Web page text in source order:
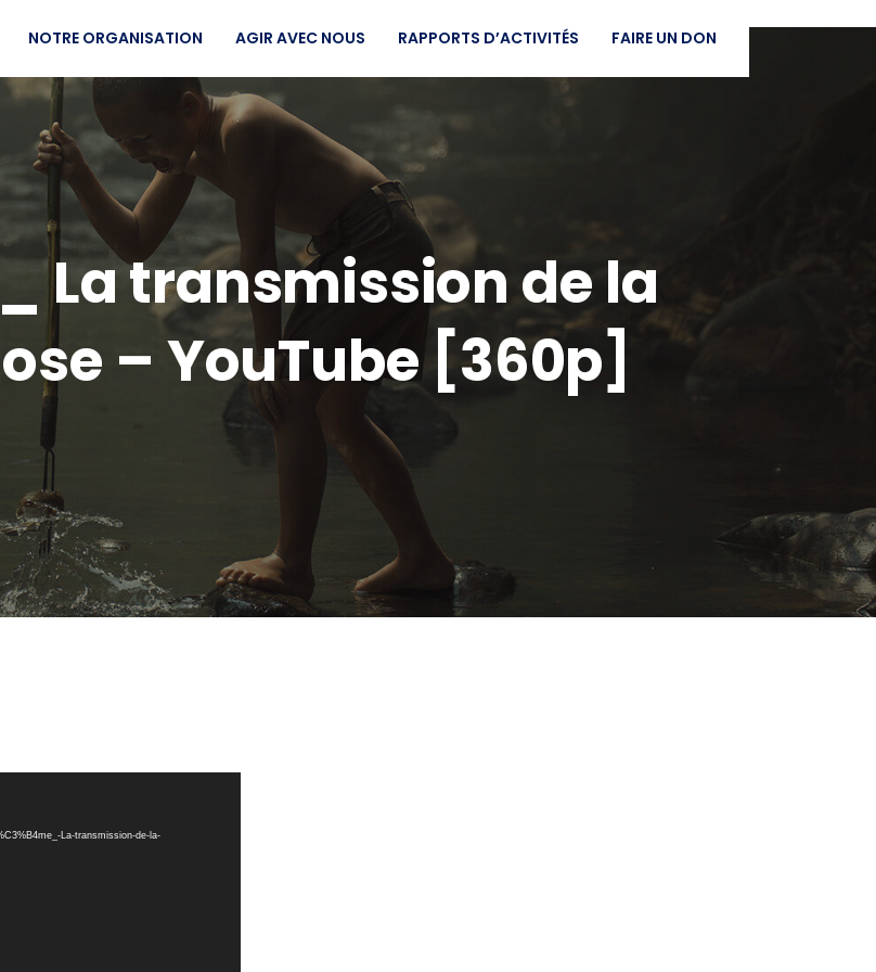
NOTRE ORGANISATION AGIR AVEC NOUS RAPPORTS D’ACTIVITÉS FAIRE UN DON
La transmission de la
– YouTube [360p]
La-transmission-de-la-